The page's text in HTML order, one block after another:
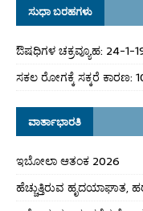
ಸುಧಾ ಬರಹಗಳು
ಔಷಧಿಗಳ ಚಕ್ರವ್ಯೂಹ: 24-1-
ಸಕಲ ರೋಗಕ್ಕೆ ಸಕ್ಕರೆ ಕಾರಣ:
ವಾರ್ತಾಭಾರತಿ
ಇಬೋಲಾ ಆತಂಕ 2026
ಹೆಚ್ಚುತ್ತಿರುವ ಹೃದಯಾಘಾತ,